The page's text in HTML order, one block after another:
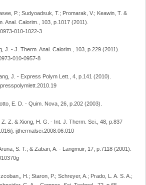
P.; Sudyoadsuk, T.; Promarak, V.; Keawin, T. &
Anal. Calorim., 103, p.1017 (2011).
010-1022-3
J. - J. Therm. Anal. Calorim., 103, p.229 (2011).
010-0957-8
J. - Express Polym Lett., 4, p.141 (2010).
E. D. - Quim. Nova, 26, p.202 (2003).
Z. Z. & Xiong, H. G. - Int. J. Therm. Sci., 48, p.837
j. ijthermalsci.2008.06.010
S. T.; & Zaban, A. - Langmuir, 17, p.7118 (2001).
H.; Staron, P.; Schreyer, A.; Prado, L. A. S. A.;